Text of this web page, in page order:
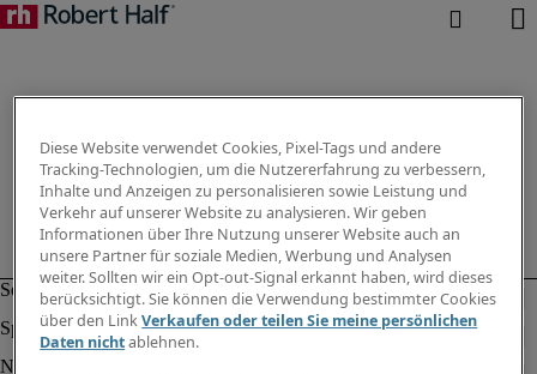
Diese Website verwendet Cookies, Pixel-Tags und andere
Tracking-Technologien, um die Nutzererfahrung zu verbessern,
Inhalte und Anzeigen zu personalisieren sowie Leistung und
Verkehr auf unserer Website zu analysieren. Wir geben
Informationen über Ihre Nutzung unserer Website auch an
unsere Partner für soziale Medien, Werbung und Analysen
weiter. Sollten wir ein Opt-out-Signal erkannt haben, wird dieses
berücksichtigt. Sie können die Verwendung bestimmter Cookies
über den LinkVerkaufen oder teilen Sie meine persönlichen
Daten nichtablehnen.